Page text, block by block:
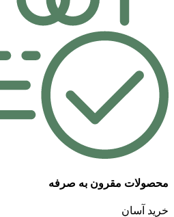
محصولات مقرون به صرفه
خرید آسان